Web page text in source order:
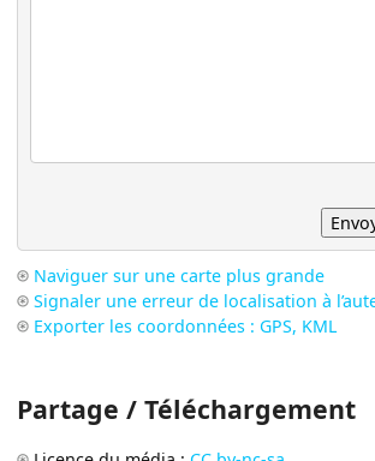
Naviguer sur une carte plus grande
Signaler une erreur de localisation à
Exporter les coordonnées : GPS, KML
Partage / Téléchargement